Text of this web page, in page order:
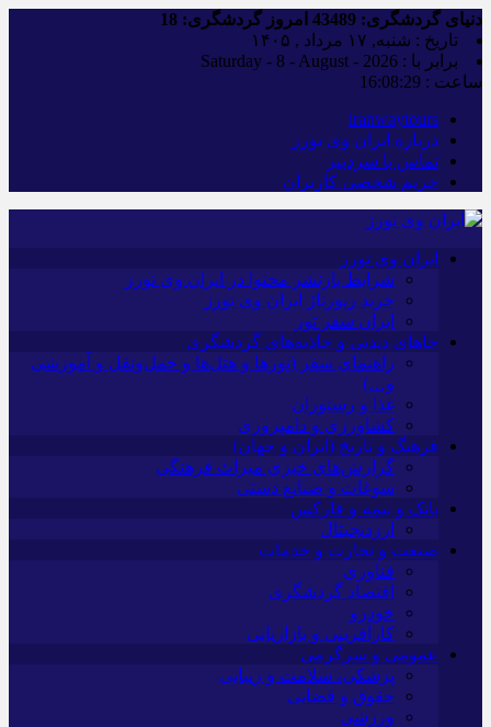
دنیای گردشگری: امروز گردشگری:
تاریخ : شنبه, ۱۷ مرداد , ۱۴۰۵
برابر با : Saturday - 8 - August - 2026
ساعت : 16:08:29
iranwaytours
درباره ایران وی تورز
تماس با سردبیر
حریم شخصی کاربران
ایران وی تورز
شرایط بازنشر محتوا در ایران وی تورز
خرید رپورتاژ ایران وی تورز
ایران سفر تور
جاهای دیدنی و جاذبه‌های گردشگری
راهنمای سفر (تورها و هتل‌ها و حمل‌و‌نقل و آموزشی
و…)
غذا و رستوران
کشاورزی و دامپروری
فرهنگ و تاریخ (ایران و جهان)
گزارش‌های خبری میراث فرهنگی
سوغات و صنایع دستی
بانک و بیمه و فارکس
ارزدیجیتال
صنعت و تجارت و خدمات
فناوری
اقتصاد گردشگری
خودرو
کارآفرینی و بازاریابی
عمومی و سرگرمی
پزشکی، سلامت و زیبایی
حقوق و قضایی
ورزشی